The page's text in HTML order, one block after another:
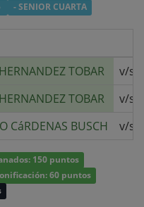
- SENIOR CUARTA
TOBAR
v/s
TOBAR
v/s
CáRDENAS BUSCH v/s
150 puntos
60 puntos